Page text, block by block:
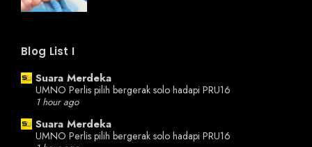
Blog List I
Suara Merdeka
UMNO Perlis pilih bergerak solo hadapi PRU16
1 hour ago
Suara Merdeka
UMNO Perlis pilih bergerak solo hadapi PRU16